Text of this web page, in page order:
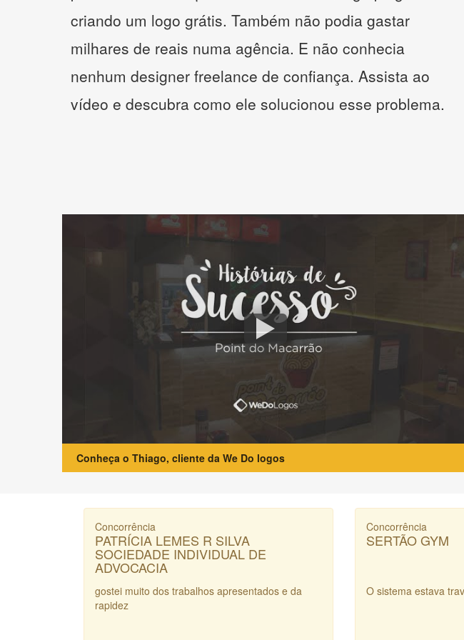
criando um logo grátis. Também não podia gastar
milhares de reais numa agência. E não conhecia
nenhum designer freelance de confiança. Assista ao
vídeo e descubra como ele solucionou esse problema.
Conheça o Thiago, cliente da We Do logos
Concorrência
PATRÍCIA LEMES R SILVA
SOCIEDADE INDIVIDUAL DE
ADVOCACIA
gostei muito dos trabalhos apresentados e da
rapidez
Concorrência
SERTÃO GYM
O sistema estava